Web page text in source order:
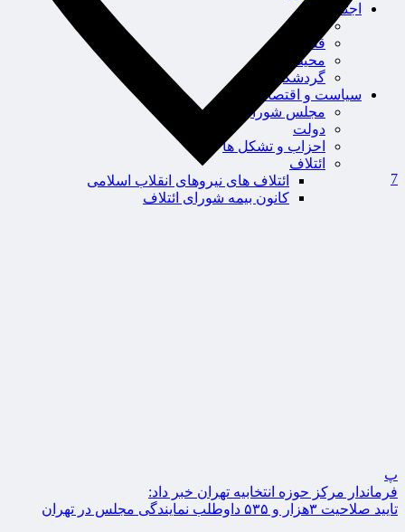
اجتماعی
سلامت
قضایی
محیط زیست
گردشگری
سیاست و اقتصاد
مجلس شورای اسلامی
دولت
احزاب و تشکل ها
ائتلاف
ائتلاف های نیروهای انقلاب اسلامی
کانون بیمه شورای ائتلاف
7
پ
فرماندار مرکز حوزه انتخابیه تهران خبر داد:
تایید صلاحیت ۳هزار و ۵۳۵ داوطلب نمایندگی مجلس در تهران